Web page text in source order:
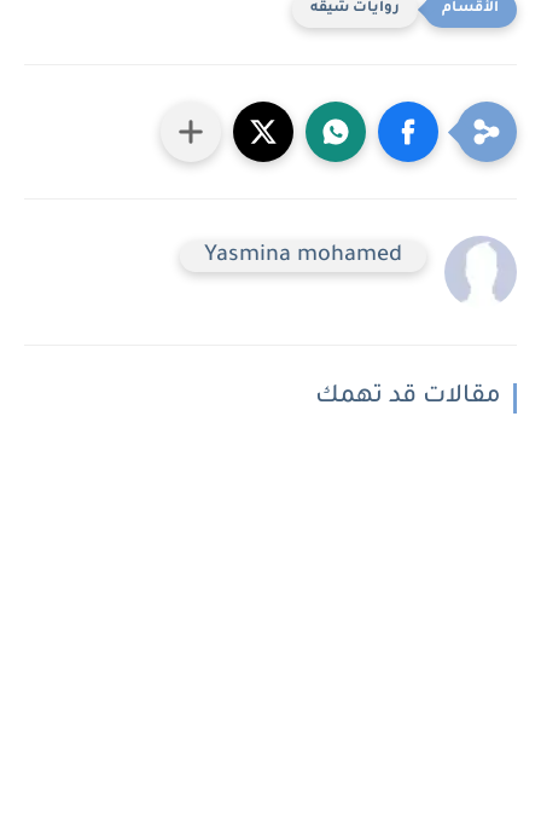
روايات شيقه
Yasmina mohamed
مقالات قد تهمك